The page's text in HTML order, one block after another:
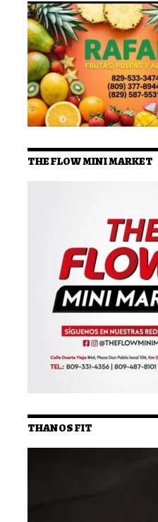
THE FLOW MINI MARKET
THANOS FIT